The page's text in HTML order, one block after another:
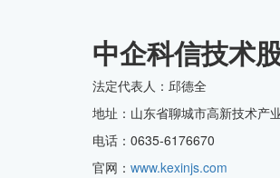
CMMI中文网
中企科信技术
法定代表人：邱德全
地址：山东省聊城市高新技术产
电话：0635-6176670
官网： www.kexinjs.com